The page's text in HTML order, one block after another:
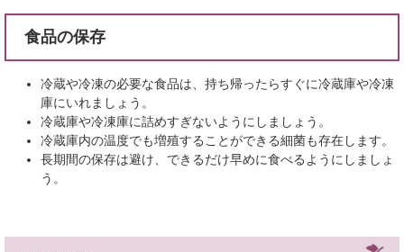
食品の保存
冷蔵や冷凍の必要な食品は、持ち帰ったらすぐに冷蔵庫や冷凍
庫にいれましょう。
冷蔵庫や冷凍庫に詰めすぎないようにしましょう。
冷蔵庫内の温度でも増殖することができる細菌も存在します。
長期間の保存は避け、できるだけ早めに食べるようにしましょ
う。